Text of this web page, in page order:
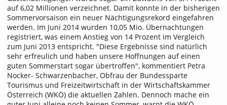
auf 6,02 Millionen verzeichnet. Damit konnte in der bisherigen
Sommervorsaison ein neuer Nächtigungsrekord eingefahren
werden. Im Juni 2014 wurden 10,05 Mio. Übernachtungen
registriert, was einem Anstieg von 14 Prozent im Vergleich
zum Juni 2013 entspricht. "Diese Ergebnisse sind natürlich
sehr erfreulich und haben unsere Hoffnungen auf einen
guten Sommerstart sogar übertroffen", kommentiert Petra
Nocker- Schwarzenbacher, Obfrau der Bundessparte
Tourismus und Freizeitwirtschaft in der Wirtschaftskammer
Österreich (WKÖ) die aktuellen Zahlen. Dennoch mache ein